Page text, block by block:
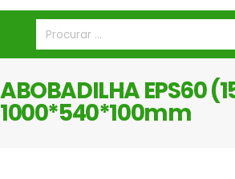
ABOBADILHA EPS60
1000*540*100mm